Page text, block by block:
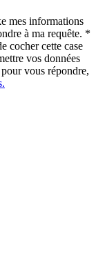
mes informations
à ma requête. *
cocher cette case
vos données
vous répondre,